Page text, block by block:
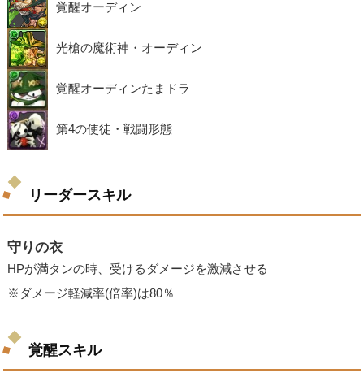
覚醒オーディン
光槍の魔術神・オーディン
覚醒オーディンたまドラ
第4の使徒・戦闘形態
リーダースキル
守りの衣
HPが満タンの時、受けるダメージを激減させる
※ダメージ軽減率(倍率)は80％
覚醒スキル